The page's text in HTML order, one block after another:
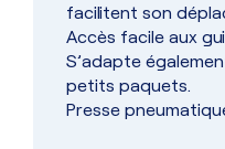
facilitent son
Accès facile aux
S’adapte
petits paquets.
Presse